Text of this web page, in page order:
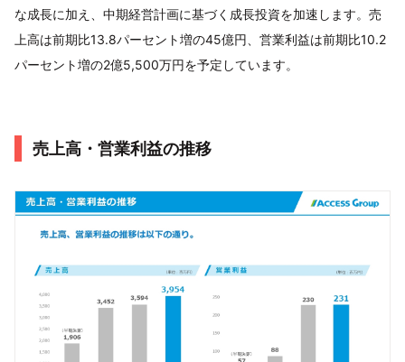
な成長に加え、中期経営計画に基づく成長投資を加速します。売
上高は前期比13.8パーセント増の45億円、営業利益は前期比10.2
パーセント増の2億5,500万円を予定しています。
売上高・営業利益の推移